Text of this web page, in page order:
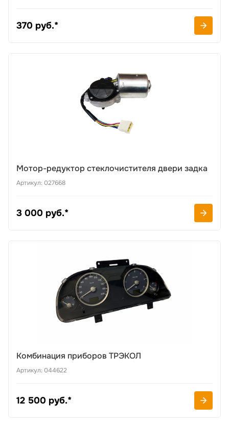
370 руб.*
Мотор-редуктор стеклочистителя двери задка
Артикул: 027668
3 000 руб.*
Комбинация приборов ТРЭКОЛ
Артикул: 044622
12 500 руб.*